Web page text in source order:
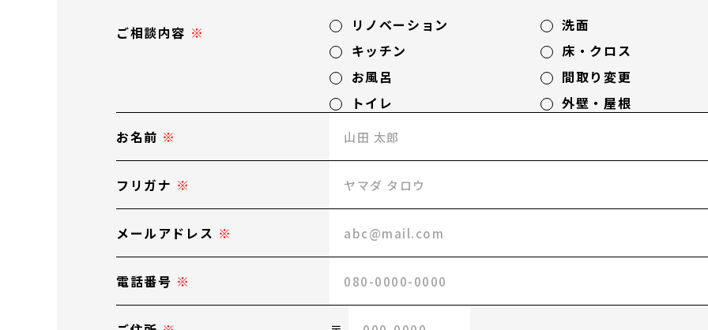
ご相談内容
リノベーション
キッチン
お風呂
トイレ
洗面
床・クロス
間取り変更
外壁・屋根
お名前
フリガナ
メールアドレス
電話番号